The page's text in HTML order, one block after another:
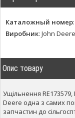
Каталожный номер:
Виробник: John Deere
Опис товару
Ущільнення RE173579,
Deere одна з самих
запчастин до